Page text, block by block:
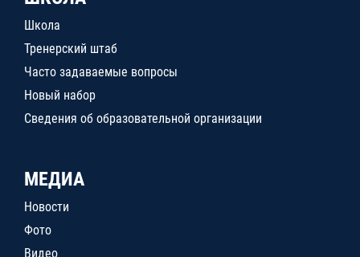
Школа
Тренерский штаб
Часто задаваемые вопросы
Новый набор
Сведения об образовательной организации
МЕДИА
Новости
Фото
Видео